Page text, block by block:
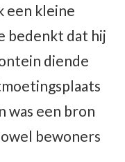
een kleine
bedenkt dat hij
diende
was een bron
bewoners